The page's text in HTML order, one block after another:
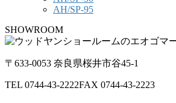
AH/SP-95
SHOWROOM
〒633-0053 奈良県桜井市谷45-1
TEL 0744-43-2222FAX 0744-43-2223